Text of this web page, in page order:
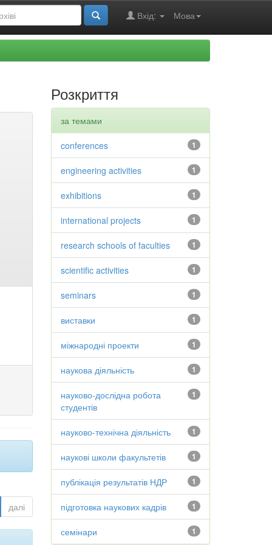
Мова
Вхід:
далі
Розкриття
за темами
1
conferences
1
engineering activities
1
exhibitions
1
international projects
1
research schools of faculties
1
scientific activities
1
seminars
1
виставки
1
міжнародні проекти
1
наукова діяльність
1
науково-дослідна робота
студентів
1
науково-технічна діяльність
1
наукові школи факультетів
1
публікація результатів НДР
1
підготовка наукових кадрів
1
семінари